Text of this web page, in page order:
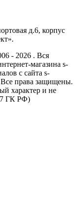
д.6, корпус
- 2026 . Вся
магазина s-
с сайта s-
Все права защищены.
характер и не
ГК РФ)